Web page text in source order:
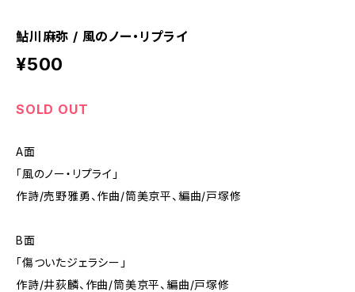
鮎川麻弥 / 風のノー・リプライ
¥500
SOLD OUT
A面
「風のノー・リプライ」
作詩/売野雅勇、作曲/筒美京平、編曲/戸塚修
B面
「傷ついたジェラシー」
作詩/井荻麟、作曲/筒美京平、編曲/戸塚修